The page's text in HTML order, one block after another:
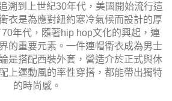
溯到上世紀30年代，美國開始流行這
衣是為應對紐約寒冷氣候而設計的厚
年代，隨著hip hop文化的興起，連
的重要元素。一件連帽衛衣成為男士
是搭配西裝外套，營造介於正式與休
上運動風的率性穿搭，都能帶出獨特
的時尚感。